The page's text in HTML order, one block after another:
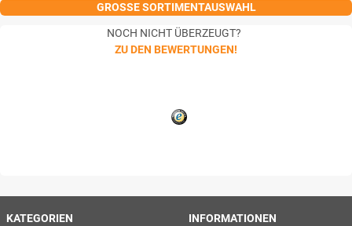
GROSSE SORTIMENTAUSWAHL
NOCH NICHT ÜBERZEUGT?
ZU DEN BEWERTUNGEN!
KATEGORIEN INFORMATIONEN